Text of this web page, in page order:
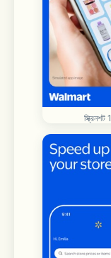
স্ক্রিনশট 1